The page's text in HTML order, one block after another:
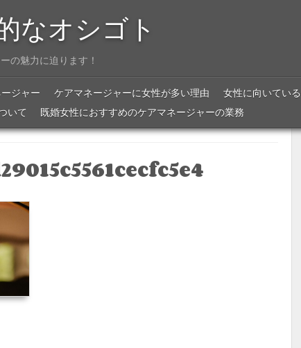
なオシゴト
の魅力に迫ります！
ジャー ケアマネージャーに女性が多い理由
女性に向いてい
いて
既婚女性におすすめのケアマネージャーの業務